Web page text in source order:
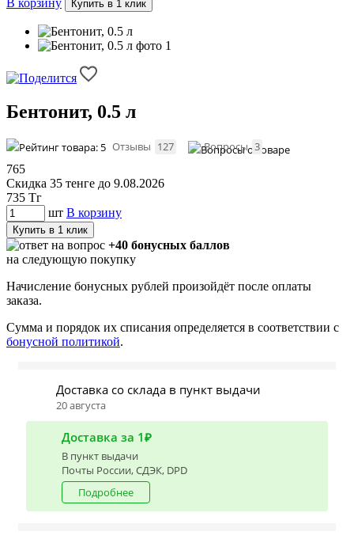
В корзину
Купить в 1 клик
Бентонит, 0.5 л
Отзывы 127 Вопросы 3
765
Скидка 35 тенге до 9.08.2026
735 Тг
шт В корзину
Купить в 1 клик
+40 бонусных баллов
на следующую покупку
Начисление бонусных рублей произойдёт после оплаты
заказа.
Сумма и порядок их списания определяется в соответствии с
бонусной политикой.
Доставка со склада в пункт выдачи
20 августа
Доставка за 1₽
В пункт выдачи
Почты России, СДЭК, DPD
Подробнее